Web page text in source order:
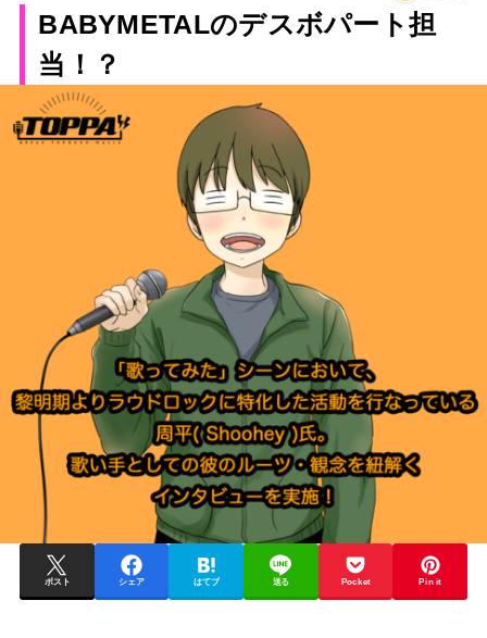
BABYMETALのデスボパート担
当！？
ポスト シェア はてブ 送る Pocket Pin it